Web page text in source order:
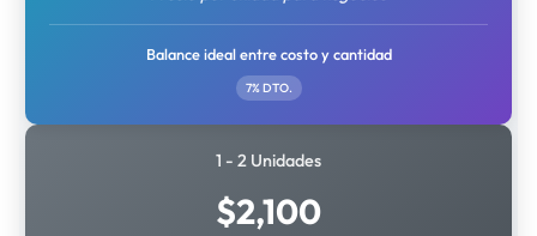
Balance ideal entre costo y cantidad
7% DTO.
1 - 2 Unidades
$2,100